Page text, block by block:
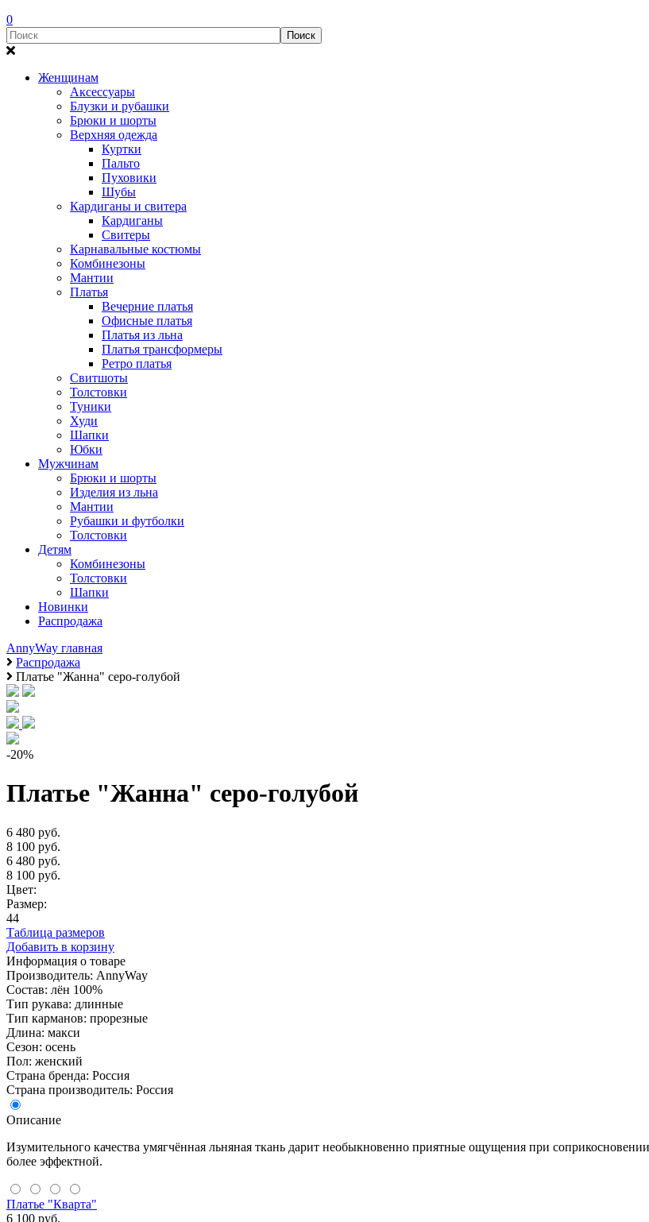
0
Женщинам
Аксессуары
Блузки и рубашки
Брюки и шорты
Верхняя одежда
Куртки
Пальто
Пуховики
Шубы
Кардиганы и свитера
Кардиганы
Свитеры
Карнавальные костюмы
Комбинезоны
Мантии
Платья
Вечерние платья
Офисные платья
Платья из льна
Платья трансформеры
Ретро платья
Свитшоты
Толстовки
Туники
Худи
Шапки
Юбки
Мужчинам
Брюки и шорты
Изделия из льна
Мантии
Рубашки и футболки
Толстовки
Детям
Комбинезоны
Толстовки
Шапки
Новинки
Распродажа
AnnyWay главная
Распродажа
Платье "Жанна" серо-голубой
-20%
Платье "Жанна" серо-голубой
6 480 руб.
8 100 руб.
6 480 руб.
8 100 руб.
Цвет:
Размер:
44
Таблица размеров
Добавить в корзину
Информация о товаре
Производитель: AnnyWay
Состав: лён 100%
Тип рукава: длинные
Тип карманов: прорезные
Длина: макси
Сезон: осень
Пол: женский
Страна бренда: Россия
Страна производитель: Россия
Описание
Изумительного качества умягчённая льняная ткань дарит необыкновенно приятные ощущения при
более эффектной.
Платье "Кварта"
6 100 руб.